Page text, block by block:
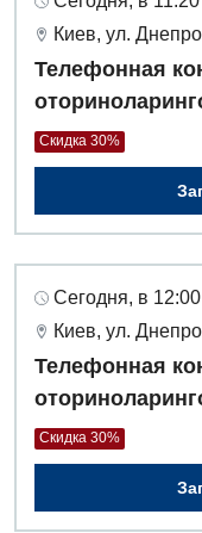
Киев, ул.
Телефонная
Скидка 30%
Сегодня, в 12:00
Киев, ул.
Телефонная
Скидка 30%